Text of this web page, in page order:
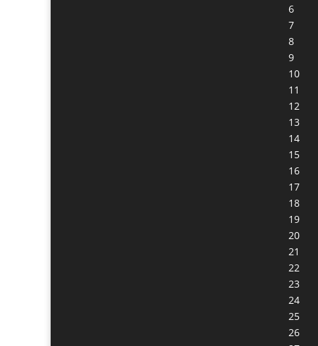
6
7
8
9
10
11
12
13
14
15
16
17
18
19
20
21
22
23
24
25
26